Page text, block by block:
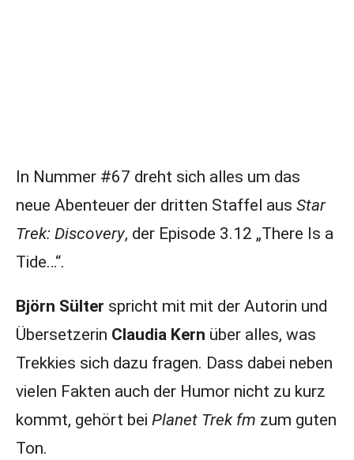
In Nummer #67 dreht sich alles um das
neue Abenteuer der dritten Staffel aus Star
Trek: Discovery, der Episode 3.12 „There Is a
Tide…“.
Björn Sülter spricht mit mit der Autorin und
Übersetzerin Claudia Kern über alles, was
Trekkies sich dazu fragen. Dass dabei neben
vielen Fakten auch der Humor nicht zu kurz
kommt, gehört bei Planet Trek fm zum guten
Ton.